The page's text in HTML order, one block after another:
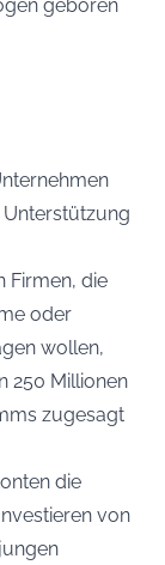
geboren
Unterstützung
Firmen, die
oder
wollen,
250 Millionen
zugesagt
die
von